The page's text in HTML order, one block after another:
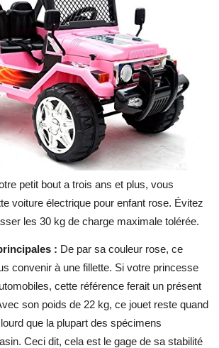
petit bout a trois ans et plus, vous
voiture électrique pour enfant rose. Évitez
les 30 kg de charge maximale tolérée.
: De par sa couleur rose, ce
convenir à une fillette. Si votre princesse
cette référence ferait un présent
son poids de 22 kg, ce jouet reste quand
que la plupart des spécimens
Ceci dit, cela est le gage de sa stabilité